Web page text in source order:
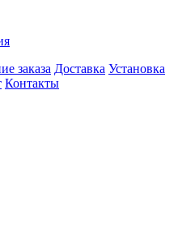
заказа Доставка Установка
Контакты